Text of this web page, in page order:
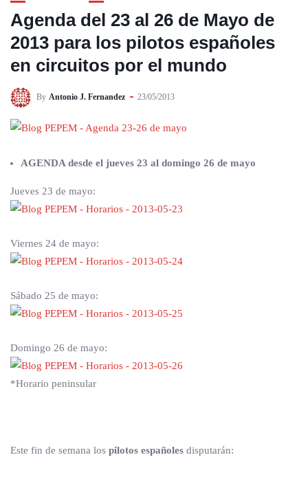
Agenda del 23 al 26 de Mayo de
2013 para los pilotos españoles
en circuitos por el mundo
By Antonio J. Fernandez 23/05/2013
AGENDA desde el jueves 23 al domingo 26 de mayo
Jueves 23 de mayo:
Viernes 24 de mayo:
Sábado 25 de mayo:
Domingo 26 de mayo:
*Horario peninsular
Este fin de semana los pilotos españoles disputarán: